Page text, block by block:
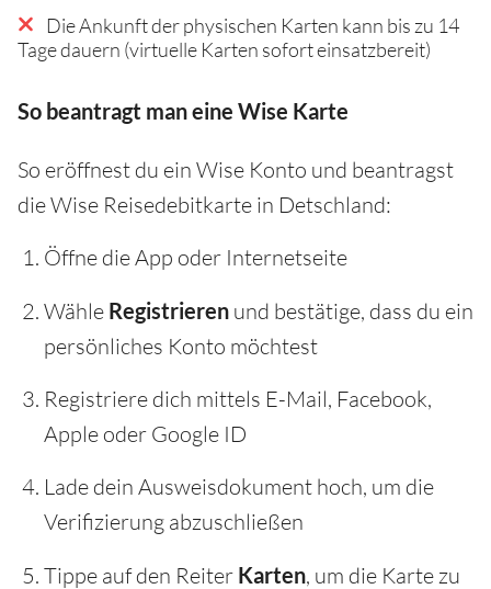
Die Ankunft der physischen Karten kann bis zu 14
Tage dauern (virtuelle Karten sofort einsatzbereit)
So beantragt man eine Wise Karte
So eröffnest du ein Wise Konto und beantragst
die Wise Reisedebitkarte in Detschland:
Öffne die App oder Internetseite
Wähle Registrieren und bestätige, dass du ein
persönliches Konto möchtest
Registriere dich mittels E-Mail, Facebook,
Apple oder Google ID
Lade dein Ausweisdokument hoch, um die
Verifizierung abzuschließen
Tippe auf den Reiter Karten, um die Karte zu